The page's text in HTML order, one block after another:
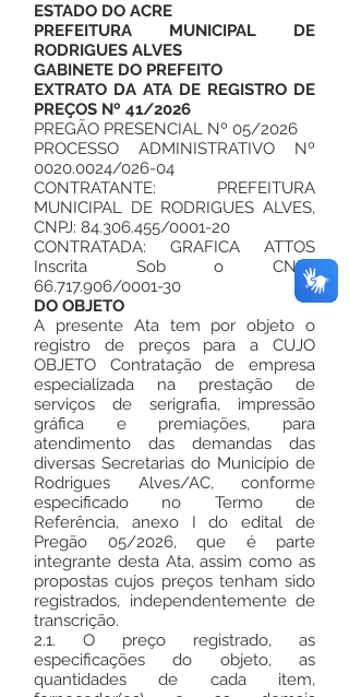
ESTADO DO ACRE
PREFEITURA MUNICIPAL DE
RODRIGUES ALVES
GABINETE DO PREFEITO
EXTRATO DA ATA DE REGISTRO DE
PREÇOS Nº 41/2026
PREGÃO PRESENCIAL Nº 05/2026
PROCESSO ADMINISTRATIVO Nº
0020.0024/026-04
CONTRATANTE: PREFEITURA
MUNICIPAL DE RODRIGUES ALVES,
CNPJ: 84.306.455/0001-20
CONTRATADA: GRAFICA ATTOS
Inscrita Sob o CNPJ:
66.717.906/0001-30
DO OBJETO
A presente Ata tem por objeto o
registro de preços para a CUJO
OBJETO Contratação de empresa
especializada na prestação de
serviços de serigrafia, impressão
gráfica e premiações, para
atendimento das demandas das
diversas Secretarias do Município de
Rodrigues Alves/AC, conforme
especificado no Termo de
Referência, anexo I do edital de
Pregão 05/2026, que é parte
integrante desta Ata, assim como as
propostas cujos preços tenham sido
registrados, independentemente de
transcrição.
2.1. O preço registrado, as
especificações do objeto, as
quantidades de cada item,